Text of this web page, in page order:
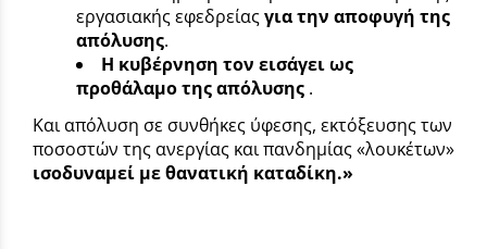
εργασιακής εφεδρείαςγια την αποφυγή της
απόλυσης.
Η κυβέρνηση τον εισάγει ως
προθάλαμο της απόλυσης .
Και απόλυση σε συνθήκες ύφεσης, εκτόξευσης των
ποσοστών της ανεργίας και πανδημίας «λουκέτων»
ισοδυναμεί με θανατική καταδίκη.»